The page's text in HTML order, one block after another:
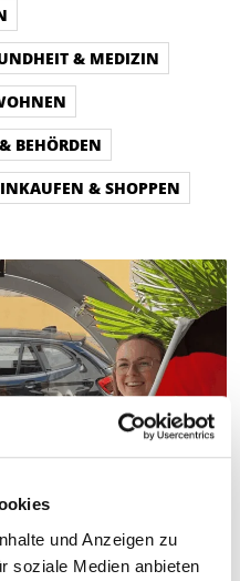
und Anzeigen zu
soziale Medien anbieten
& MEDIZIN
BEHÖRDEN
& SHOPPEN
SO ERLEBT IHR DIE …